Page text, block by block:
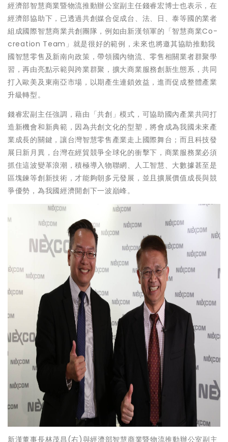
經濟部智慧商業暨物流推動辦公室副主任錢睿宏博士也表示，在
經濟部協助下，已透過共創媒合促成台、法、日、泰等國的業者
組成國際智慧商業共創團隊，例如由新漢領軍的「智慧商業Co-
creation Team」就是很好的範例，未來也將邀其協助推動我
國智慧零售及新南向政策，帶領國內物流、零售相關業者群聚學
習，再由亮點示範與跨業群聚，擴大商業服務創新生態系，共同
打入歐美及東南亞市場，以期產生連鎖效益，進而促成整體產業
升級轉型。
錢睿宏副主任強調，藉由「共創」模式，可協助國內產業共同打
造新機會和新典範，因為共創文化的型塑，將會成為我國未來產
業成長的關鍵，讓台灣智慧零售產業走上國際舞台；而且科技發
展日新月異，台灣在經貿競爭全球化的衝擊下，商業服務業必須
抓住這波變革浪潮，積極導入物聯網、人工智慧、大數據甚至是
區塊鍊等創新技術，才能夠朝多元發展，並且擴展價值成長與競
爭優勢，為我國經濟開創下一波巔峰。
新漢董事長林茂昌(右)與經濟部智慧商業暨物流推動辦公室副主